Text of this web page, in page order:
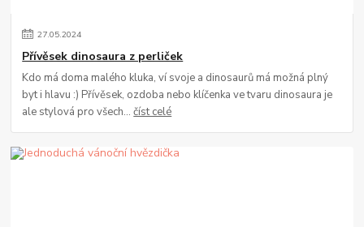
27.05.2024
Přívěsek dinosaura z perliček
Kdo má doma malého kluka, ví svoje a dinosaurů má možná plný
byt i hlavu :) Přívěsek, ozdoba nebo klíčenka ve tvaru dinosaura je
ale stylová pro všech...číst celé